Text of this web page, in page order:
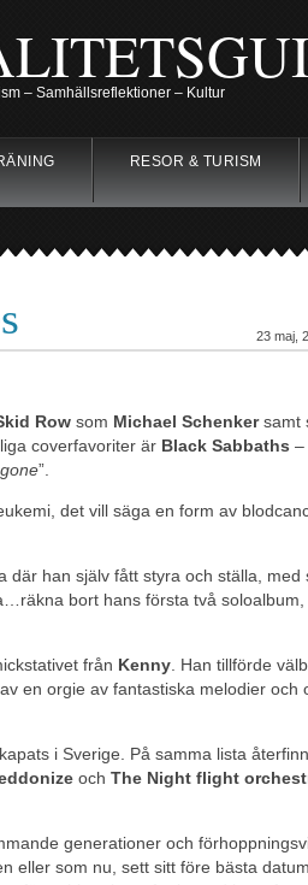
– Samhällsreflektioner – Kultur
RESOR & TURISM
23 maj,
Row som Michael Schenkersamt
coverfavoriter är Black Sabbaths –
”.
det vill säga en form av
där han själv fått styra och ställa, med
bort hans första två
från Kenny . Han tillförde
en orgie av fantastiska melodier och
i Sverige. På samma lista
och The Night flight
generationer och
eller som nu, sett sitt före bästa